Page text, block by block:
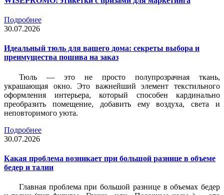
Подробнее
30.07.2026
Идеальный тюль для вашего дома: секреты выбора и
преимущества пошива на заказ
Тюль — это не просто полупрозрачная ткань,
украшающая окно. Это важнейший элемент текстильного
оформления интерьера, который способен кардинально
преобразить помещение, добавить ему воздуха, света и
неповторимого уюта.
Подробнее
30.07.2026
Какая проблема возникает при большой разнице в объеме
бедер и талии
Главная проблема при большой разнице в объемах бедер